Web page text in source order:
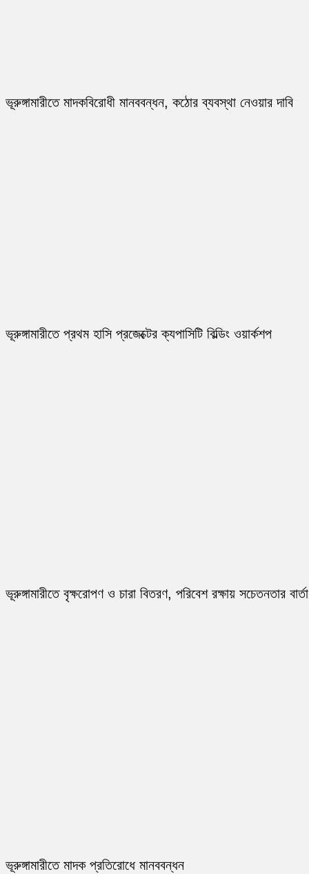
ভূরুঙ্গামারীতে মাদকবিরোধী মানববন্ধন, কঠোর ব্যবস্থা নেওয়ার দাবি
ভূরুঙ্গামারীতে প্রথম হাসি প্রজেক্টের ক্যপাসিটি বিল্ডিং ওয়ার্কশপ
ভূরুঙ্গামারীতে বৃক্ষরোপণ ও চারা বিতরণ, পরিবেশ রক্ষায় সচেতনতার বার্তা
ভূরুঙ্গামারীতে মাদক প্রতিরোধে মানববন্ধন